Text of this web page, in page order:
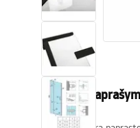
Produkto